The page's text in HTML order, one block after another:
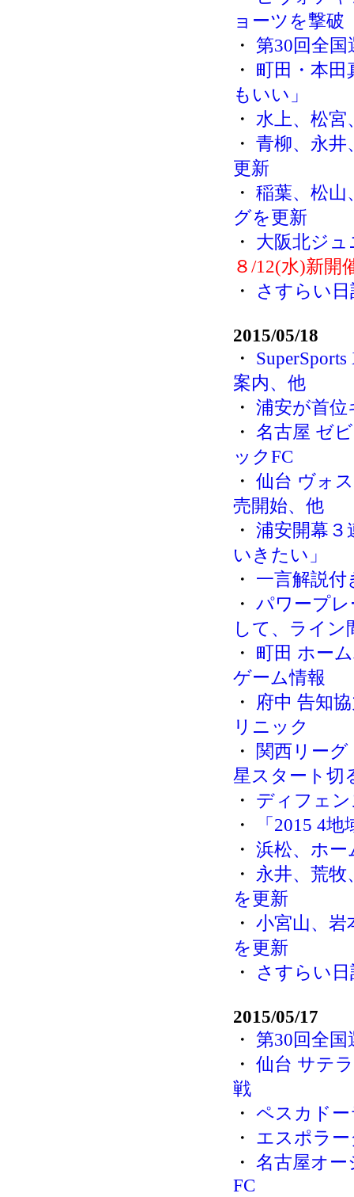
ョーツを撃破
・ 第30回全
・ 町田・本
もいい」
・ 水上、松
・ 青柳、永井
更新
・ 稲葉、松山
グを更新
・ 大阪北ジ
８/12(水)新開
・
さすらい
2015/05/18
・
案内、他
・ 浦安が首
・ 名古屋 ゼ
ックFC
・ 仙台 ヴォ
売開始、他
・ 浦安開幕３
いきたい」
・ 一言解説付
・ パワープ
して、ライン
・ 町田 ホー
ゲーム情報
・ 府中 告知
リニック
・ 関西リー
星スタート切
・ ディフェ
・
「2015 4
・ 浜松、ホ
・ 永井、荒
を更新
・ 小宮山、岩
を更新
・
さすらい
2015/05/17
・ 第30回全
・ 仙台 サテ
戦
・ ペスカド
・ エスポラ
・ 名古屋オ
FC